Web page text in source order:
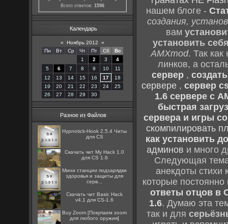
Всего ответов:1596
Календарь
« Ноябрь 2012
»
Пн
Вт Ср Чт Пт Сб
Вс
1
2 3
4
5
6 7 8 9 10
11
12
13 14 15 16 17
18
19
20 21 22 23 24
25
26
27 28 29 30
Разное из Файлов
Hypnotick-Hook 2.5.4 Читы
для CS
Скачать чит My Hack 1.0
для CS 1.6
Мини станции подзарядки
здоровья и защиты для
серв...
Скачать чит Basic Hack
v4.1 для CS-1.6
Buy Zoom [Покупаем zoom
для любого оружия]
нашем блоге -
создания,
вам
установить
AMXmod. Так как
линков, а
сервер ,
сервере ,сервер
1.6 сервере с
быстрая
сервера и игры
скомпилировать
как установить
админов и много
Следующая
анекдоты
которые
ответы отцов в
1.6. Думаю эта
так и для